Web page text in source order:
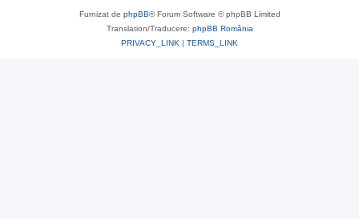
Furnizat de phpBB® Forum Software © phpBB Limited
Translation/Traducere: phpBB România
PRIVACY_LINK | TERMS_LINK